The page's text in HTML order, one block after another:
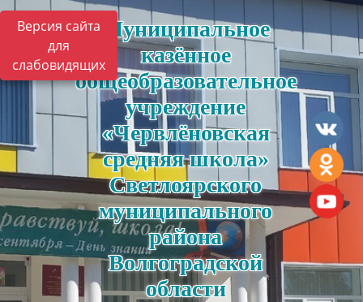
Версия сайта
для
слабовидящих
Муниципальное
казённое
общеобразовательное
учреждение
«Червлёновская
средняя школа»
Светлоярского
муниципального
района
Волгоградской
области